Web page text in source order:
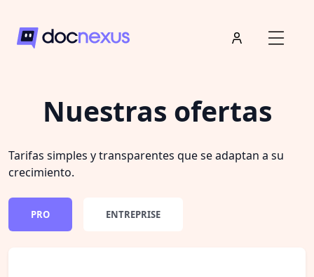
Nuestras ofertas
Tarifas simples y transparentes que se adaptan a su
crecimiento.
PRO ENTREPRISE